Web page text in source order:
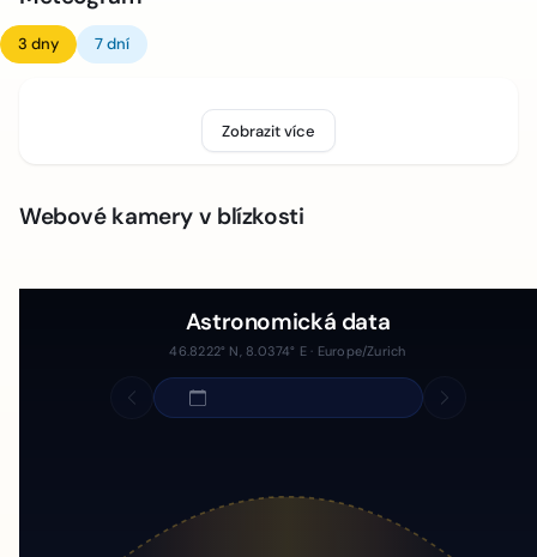
3 dny 7 dní
Zobrazit více
Webové kamery v blízkosti
Astronomická data
46.8222° N, 8.0374° E · Europe/Zurich